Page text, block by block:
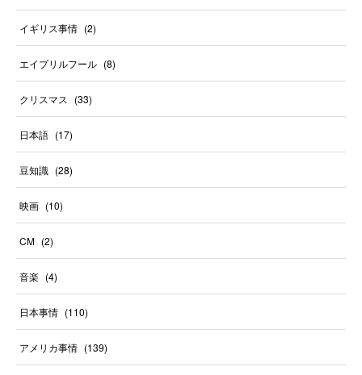
イギリス事情 (2)
エイプリルフール (8)
クリスマス (33)
日本語 (17)
豆知識 (28)
映画 (10)
CM (2)
音楽 (4)
日本事情 (110)
アメリカ事情 (139)